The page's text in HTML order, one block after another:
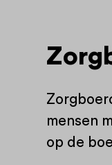
mensen
op de